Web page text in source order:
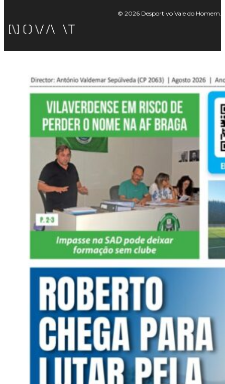
© 2026 Desportivo Vale do Homem.